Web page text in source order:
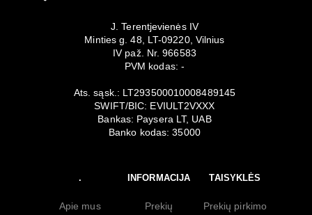
J. Terentjevienės IV
Minties g. 48, LT-09220, Vilnius
IV paž. Nr. 966583
PVM kodas: -
Ats. sąsk.: LT293500010008489145
SWIFT/BIC: EVIULT2VXXX
Bankas: Paysera LT, UAB
Banko kodas: 35000
.
Apie mus
INFORMACIJA
Prekių
TAISYKLĖS
Prekių pirkimo